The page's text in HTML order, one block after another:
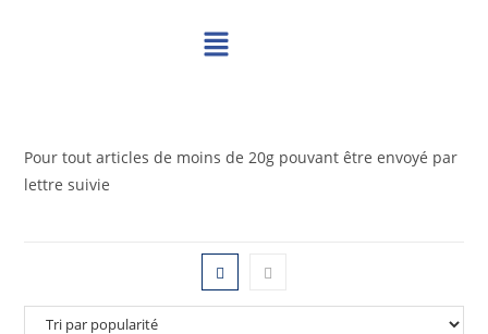
Pour tout articles de moins de 20g pouvant être envoyé par
lettre suivie